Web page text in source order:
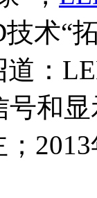
术“
：
和